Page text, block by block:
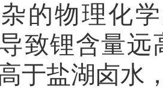
的物理化
致锂含量远
于盐湖卤水